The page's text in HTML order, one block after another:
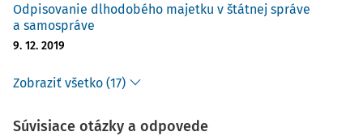
Odpisovanie dlhodobého majetku v štátnej správe
a samospráve
9. 12. 2019
Zobraziť všetko (17)
Súvisiace otázky a odpovede